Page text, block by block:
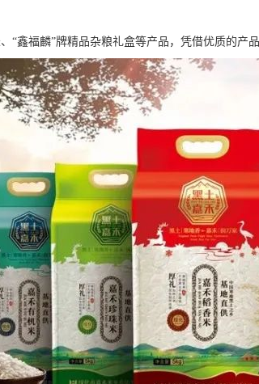
“鑫福麟”牌精品杂粮礼盒等产品，凭借优质的产